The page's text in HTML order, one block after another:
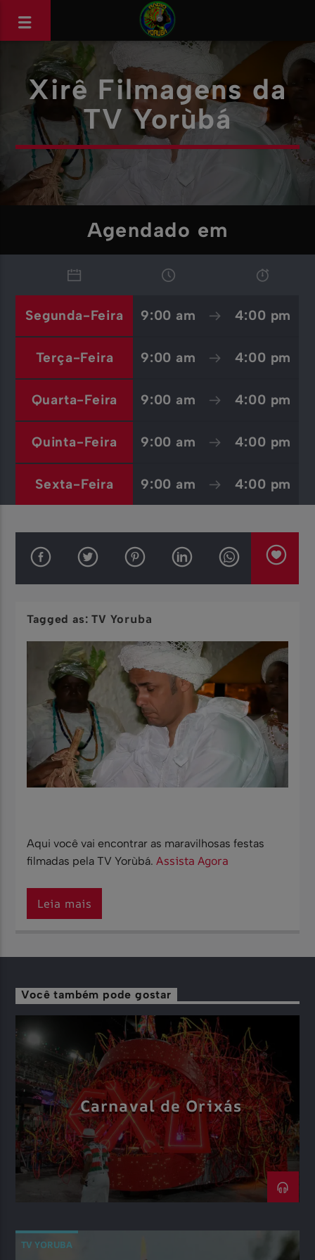
Xirê Filmagens da
TV Yorùbá
Agendado em
Segunda-Feira 9:00 am 4:00 pm
Terça-Feira 9:00 am 4:00 pm
Quarta-Feira 9:00 am 4:00 pm
Quinta-Feira 9:00 am 4:00 pm
Sexta-Feira 9:00 am 4:00 pm
Tagged as:TV Yoruba
Aqui você vai encontrar as maravilhosas festas
filmadas pela TV Yorùbá.Assista Agora
Leia mais
Você também pode gostar
Carnaval de Orixás
TV YORUBA